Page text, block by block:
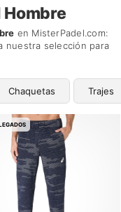
Hombre
en MisterPadel.com:
nuestra selección para
Chaquetas Trajes